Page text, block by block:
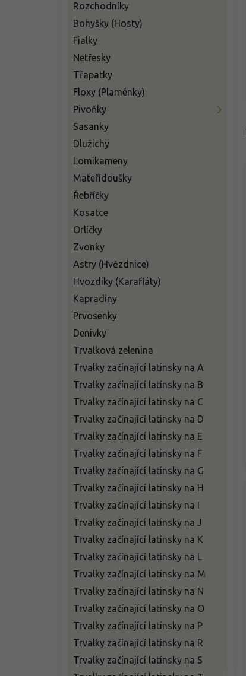
Rozchodníky
Bohyšky (Hosty)
Fialky
Netřesky
Třapatky
Floxy (Plaménky)
Pivoňky
Sasanky
Dlužichy
Lomikameny
Mateřídoušky
Řebříčky
Kosatce
Orlíčky
Zvonky
Astry (Hvězdnice)
Hvozdíky (Karafiáty)
Kapradiny
Prvosenky
Denivky
Trvalková zelenina
Trvalky začínající latinsky na A
Trvalky začínající latinsky na B
Trvalky začínající latinsky na C
Trvalky začínající latinsky na D
Trvalky začínající latinsky na E
Trvalky začínající latinsky na F
Trvalky začínající latinsky na G
Trvalky začínající latinsky na H
Trvalky začínající latinsky na I
Trvalky začínající latinsky na J
Trvalky začínající latinsky na K
Trvalky začínající latinsky na L
Trvalky začínající latinsky na M
Trvalky začínající latinsky na N
Trvalky začínající latinsky na O
Trvalky začínající latinsky na P
Trvalky začínající latinsky na R
Trvalky začínající latinsky na S